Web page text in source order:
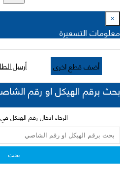
×
معلومات التسعيرة
أضف قطع اخرى أرسل
بحث برقم الهيكل او رقم
الرجاء ادخال رقم الهيكل
بحث